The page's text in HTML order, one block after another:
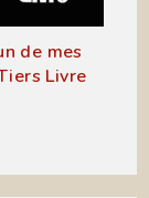
de mes
Livre